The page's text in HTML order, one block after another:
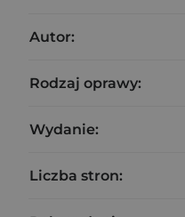
Autor:
Rodzaj oprawy:
Wydanie:
Liczba stron: